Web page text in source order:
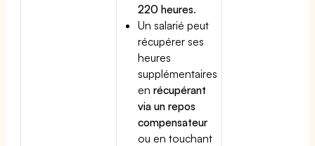
220 heures.
Un salarié peut
récupérer ses
heures
supplémentaires
enrécupérant
via un repos
compensateur
ou en touchant